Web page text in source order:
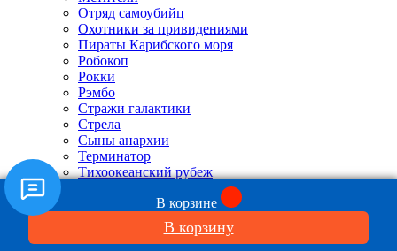
В корзине
В корзину
Отряд самоубийц
Охотники за привидениями
Пираты Карибского моря
Робокоп
Рокки
Рэмбо
Стражи галактики
Стрела
Сыны анархии
Терминатор
Тихоокеанский рубеж
Трансформеры
Ужасы и Триллеры